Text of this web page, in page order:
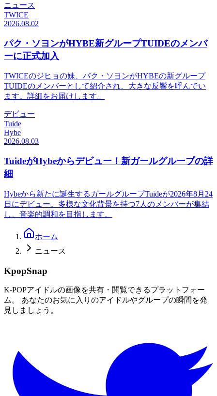
ニュース
TWICE
2026.08.02
パク・ソヨンがHYBE新グループTUIDEのメンバ
ーに正式加入
TWICEのジヒョの妹、パク・ソヨンがHYBEの新グループ
TUIDEのメンバーとして紹介され、大きな反響を呼んでい
ます。詳細をお届けします。
デビュー
Tuide
Hybe
2026.08.03
TuideがHybeからデビュー！新ガールグループの詳
細
Hybeから新たに誕生するガールグループTuideが2026年8月24
日にデビュー。多様な文化背景を持つ7人のメンバーが集結
し、音楽的調和を目指します。
ホーム
ニュース
KpopSnap
K-POPアイドルの画像を共有・閲覧できるプラットフォー
ム。 あなたのお気に入りのアイドルやグループの瞬間を発
見しましょう。